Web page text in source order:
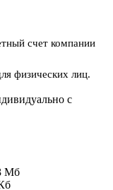
счет компании
физических лиц.
с
Мб